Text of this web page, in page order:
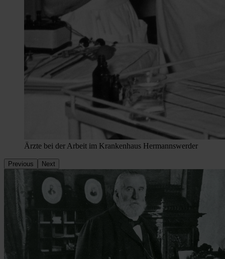
Ärzte bei der Arbeit im Krankenhaus Hermannswerder
Previous Next